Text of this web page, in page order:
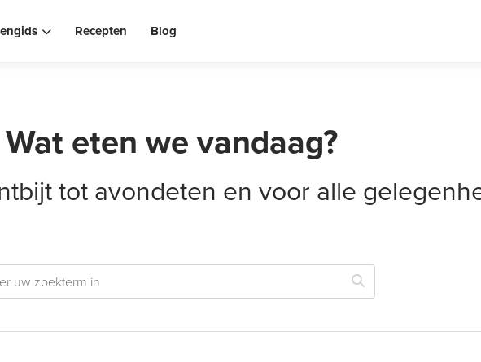
Recepten Blog
Wat eten we vandaag?
tot avondeten en voor alle